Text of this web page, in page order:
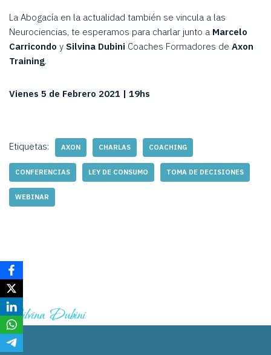
La Abogacía en la actualidad también se vincula a las
Neurociencias, te esperamos para charlar junto a Marcelo
Carricondo y Silvina Dubini Coaches Formadores de Axon
Training.
Vienes 5 de Febrero 2021 | 19hs
Etiquetas: AXON CHARLAS COACHING
CONFERENCIAS LEY DE CONSUMO TOMA DE DECISIONES
WEBINAR